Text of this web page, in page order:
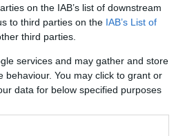
on the IAB’s list of downstream
to third parties on the IAB’s List of
third parties.
services and may gather and store
behaviour. You may click to grant or
data for below specified purposes
vehet